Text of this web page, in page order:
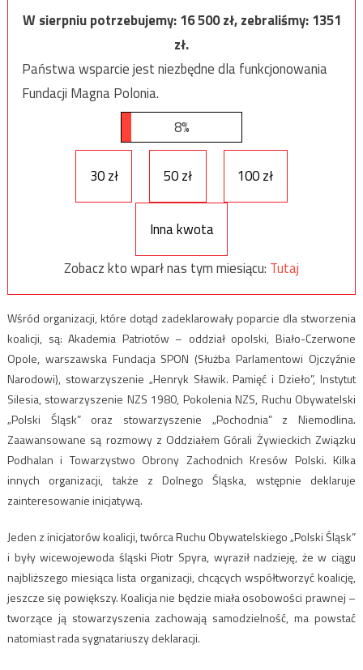
W sierpniu potrzebujemy:16 500zł, zebraliśmy:1351
zł.
Państwa wsparcie jest niezbędne dla funkcjonowania
Fundacji Magna Polonia.
8%
30 zł 50 zł 100 zł
Inna kwota
Zobacz kto wparł nas tym miesiącu: Tutaj
Wśród organizacji, które dotąd zadeklarowały poparcie dla stworzenia
koalicji, są: Akademia Patriotów – oddział opolski, Biało-Czerwone
Opole, warszawska Fundacja SPON (Służba Parlamentowi Ojczyźnie
Narodowi), stowarzyszenie „Henryk Sławik. Pamięć i Dzieło”, Instytut
Silesia, stowarzyszenie NZS 1980, Pokolenia NZS, Ruchu Obywatelski
„Polski Śląsk” oraz stowarzyszenie „Pochodnia” z Niemodlina.
Zaawansowane są rozmowy z Oddziałem Górali Żywieckich Związku
Podhalan i Towarzystwo Obrony Zachodnich Kresów Polski. Kilka
innych organizacji, także z Dolnego Śląska, wstępnie deklaruje
zainteresowanie inicjatywą.
Jeden z inicjatorów koalicji, twórca Ruchu Obywatelskiego „Polski Śląsk”
i były wicewojewoda śląski Piotr Spyra, wyraził nadzieję, że w ciągu
najbliższego miesiąca lista organizacji, chcących współtworzyć koalicję,
jeszcze się powiększy. Koalicja nie będzie miała osobowości prawnej –
tworzące ją stowarzyszenia zachowają samodzielność, ma powstać
natomiast rada sygnatariuszy deklaracji.